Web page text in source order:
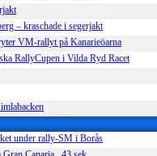
– kraschade i segerjakt
VM-rallyt på Kanarieöarna
RallyCupen i Vilda Ryd Racet
under rally-SM i Borås